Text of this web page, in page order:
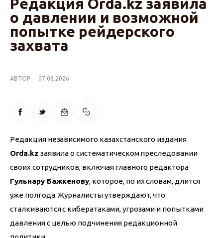
Редакция Orda.kz заявила
о давлении и возможной
попытке рейдерского
захвата
АВТОР 07.08.2026
Редакция независимого казахстанского издания
Orda.kz заявила о систематическом преследовании
своих сотрудников, включая главного редактора
Гульнару Бажкенову, которое, по их словам, длится
уже полгода. Журналисты утверждают, что
сталкиваются с кибератаками, угрозами и попытками
давления с целью подчинения редакционной